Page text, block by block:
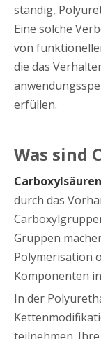
ständig,
Eine solche
von
die das
erfüllen.
Was sind
Carboxylsäuren
durch das
Gruppen
Polymerisation
Komponenten
In der